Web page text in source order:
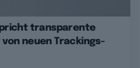
transparente
von neuen Trackings-